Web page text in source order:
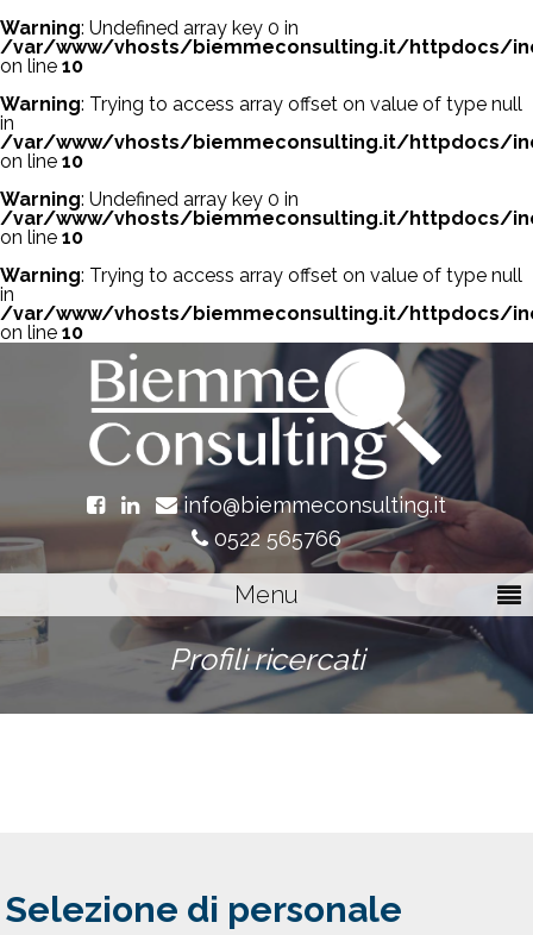
Warning: Undefined array key 0 in
/var/www/vhosts/biemmeconsulting.it/httpdocs/
on line 10
Warning: Trying to access array offset on value of type null
in
/var/www/vhosts/biemmeconsulting.it/httpdocs/
on line 10
Warning: Undefined array key 0 in
/var/www/vhosts/biemmeconsulting.it/httpdocs/
on line 10
Warning: Trying to access array offset on value of type null
in
/var/www/vhosts/biemmeconsulting.it/httpdocs/
on line 10
info@biemmeconsulting.it
0522 565766
Menu
Profili ricercati
Selezione di personale